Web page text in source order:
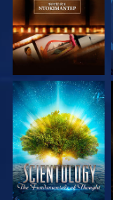
ΕΞΕΡΕΥΝΗΣΤΕ ΤΗ
ΣΕΙΡΑ